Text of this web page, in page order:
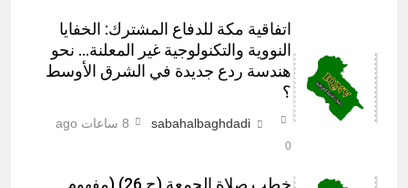
اتفاقية مكة للدفاع المشترك: الخفايا
النووية والتكنولوجية غير المعلنة… نحو
هندسة ردع جديدة في الشرق الأوسط
؟
sabahalbaghdadi 8 ساعات ago
0